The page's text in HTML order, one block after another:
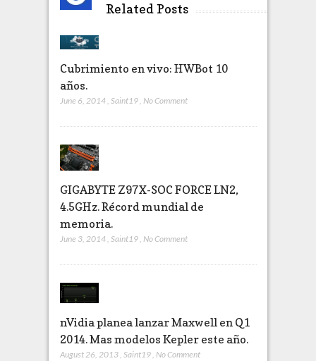
Related Posts
Cubrimiento en vivo: HWBot 10
años.
June 6, 2014, Saint19, No Comment
GIGABYTE Z97X-SOC FORCE LN2,
4.5GHz. Récord mundial de
memoria.
June 3, 2014 Saint19 No Comment
nVidia planea lanzar Maxwell en Q1
2014. Mas modelos Kepler este año.
August 26, 2013, Saint19, No Comment